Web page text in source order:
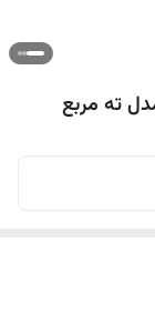
ته مربع